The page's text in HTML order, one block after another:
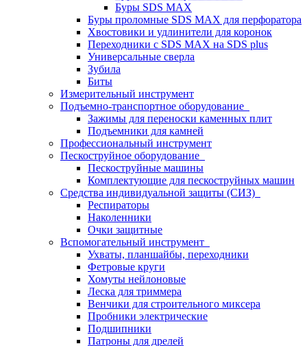
Буры SDS MAX
Буры проломные SDS MAX для перфоратора
Хвостовики и удлинители для коронок
Переходники с SDS MAX на SDS plus
Универсальные сверла
Зубила
Биты
Измерительный инструмент
Подъемно-транспортное оборудование
Зажимы для переноски каменных плит
Подъемники для камней
Профессиональный инструмент
Пескоструйное оборудование
Пескоструйные машины
Комплектующие для пескоструйных машин
Средства индивидуальной защиты (СИЗ)
Респираторы
Наколенники
Очки защитные
Вспомогательный инструмент
Ухваты, планшайбы, переходники
Фетровые круги
Хомуты нейлоновые
Леска для триммера
Венчики для строительного миксера
Пробники электрические
Подшипники
Патроны для дрелей